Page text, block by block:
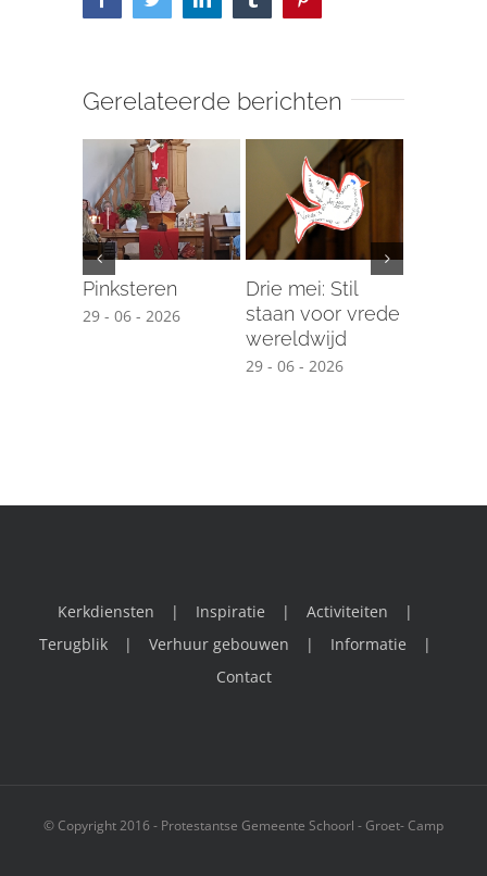
Gerelateerde berichten
Pinksteren
29 - 06 - 2026
Drie mei: Stil
staan voor vrede
wereldwijd
29 - 06 - 2026
Kerkdiensten Inspiratie
Activiteiten
Terugblik
Verhuur gebouwen
Informatie
Contact
© Copyright 2016 - Protestantse Gemeente Schoorl - Groet- Camp